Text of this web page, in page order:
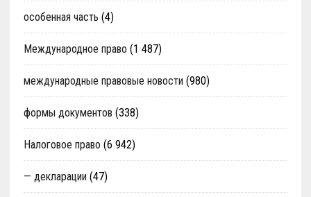
особенная часть (4)
Международное право (1 487)
международные правовые новости (980)
формы документов (338)
Налоговое право (6 942)
— декларации (47)